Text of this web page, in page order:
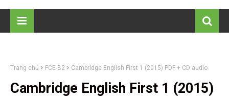
Trang chủ FCE-B2 Cambridge English First 1 (2015) PDF + CD audio
Cambridge English First 1 (2015)